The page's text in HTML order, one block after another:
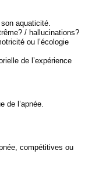
aquaticité.
/ hallucinations?
ou l’écologie
de l’expérience
de l’apnée.
compétitives ou